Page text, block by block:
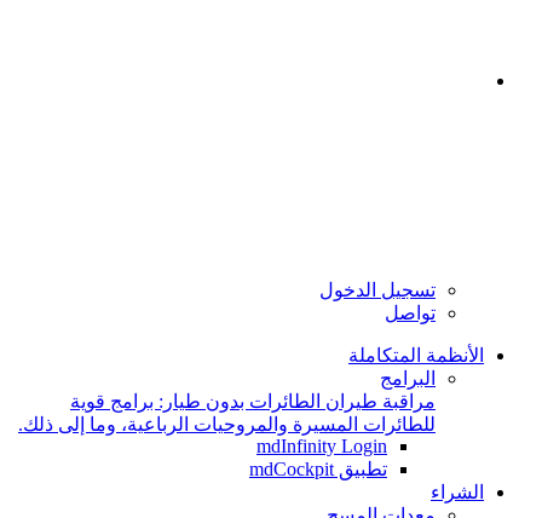
تسجيل الدخول
تواصل
الأنظمة المتكاملة
البرامج
مراقبة طيران الطائرات بدون طيار: برامج قوية
للطائرات المسيرة والمروحيات الرباعية، وما إلى ذلك.
mdInfinity Login
تطبيق mdCockpit
الشراء